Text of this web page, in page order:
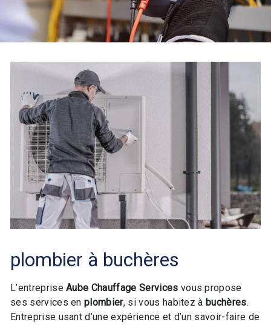
plombier à buchères
L’entrepriseAube Chauffage Services vous propose
ses services enplombier, si vous habitez àbuchères.
Entreprise usant d’une expérience et d’un savoir-faire de